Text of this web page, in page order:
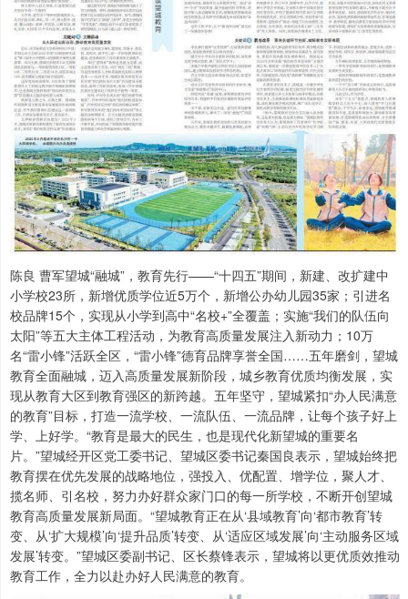
陈良 曹军望城“融城”，教育先行——“十四五”期间，新建、改扩建中
小学校23所，新增优质学位近5万个，新增公办幼儿园35家；引进名
校品牌15个，实现从小学到高中“名校+”全覆盖；实施“我们的队伍向
太阳”等五大主体工程活动，为教育高质量发展注入新动力；10万
名“雷小锋”活跃全区，“雷小锋”德育品牌享誉全国……五年磨剑，望城
教育全面融城，迈入高质量发展新阶段，城乡教育优质均衡发展，实
现从教育大区到教育强区的新跨越。五年坚守，望城紧扣“办人民满意
的教育”目标，打造一流学校、一流队伍、一流品牌，让每个孩子好上
学、上好学。“教育是最大的民生，也是现代化新望城的重要名
片。”望城经开区党工委书记、望城区委书记秦国良表示，望城始终把
教育摆在优先发展的战略地位，强投入、优配置、增学位，聚人才、
揽名师、引名校，努力办好群众家门口的每一所学校，不断开创望城
教育高质量发展新局面。“望城教育正在从‘县域教育’向‘都市教育’转
变、从‘扩大规模’向‘提升品质’转变、从‘适应区域发展’向‘主动服务区域
发展’转变。”望城区委副书记、区长蔡锋表示，望城将以更优质效推动
教育工作，全力以赴办好人民满意的教育。